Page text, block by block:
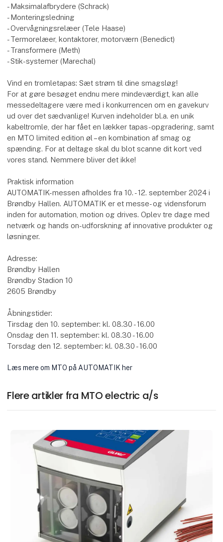
- Maksimalafbrydere (Schrack)
- Monteringsledning
- Overvågningsrelæer (Tele Haase)
- Termorelæer, kontaktorer, motorværn (Benedict)
- Transformere (Meth)
- Stik-systemer (Marechal)
Vind en tromletapas: Sæt strøm til dine smagsløg!
For at gøre besøget endnu mere mindeværdigt, kan alle
messedeltagere være med i konkurrencen om en gavekurv
ud over det sædvanlige! Kurven indeholder bl.a. en unik
kabeltromle, der har fået en lækker tapas-opgradering, samt
en MTO limited edition øl – en kombination af smag og
spænding. For at deltage skal du blot scanne dit kort ved
vores stand. Nemmere bliver det ikke!
Praktisk information
AUTOMATIK-messen afholdes fra 10. - 12. september 2024 i
Brøndby Hallen. AUTOMATIK er et messe- og vidensforum
inden for automation, motion og drives. Oplev tre dage med
netværk og hands on-udforskning af innovative produkter og
løsninger.
Adresse:
Brøndby Hallen
Brøndby Stadion 10
2605 Brøndby
Åbningstider:
Tirsdag den 10. september: kl. 08.30 - 16.00
Onsdag den 11. september: kl. 08.30 - 16.00
Torsdag den 12. september: kl. 08.30 - 16.00
Læs mere om MTO på AUTOMATIK her
Flere artikler fra MTO electric a/s